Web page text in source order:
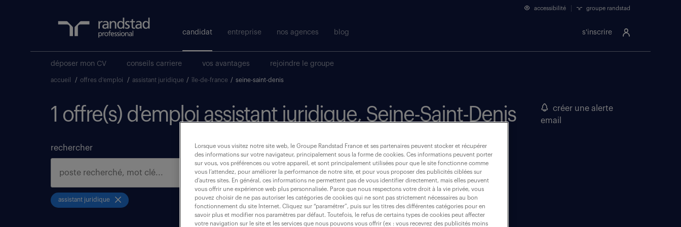
s'inscrire
accessibilité groupe randstad
candidat entreprise nos agences blog
déposer mon CV conseils carriere vos avantages rejoindre le groupe
accueil / offres d'emploi / assistant juridique / île-de-france / seine-saint-denis
1 offre(s) d'emploi assistant juridique, Seine-Saint-Denis
créer une alerte
email
rechercher
assistant juridique
où ?
seine-saint-denis (93)
intérim(1)
Lorsque vous visitez notre site web, le Groupe Randstad France et ses partenaires peuvent stocker et récupérer
des informations sur votre navigateur, principalement sous la forme de cookies. Ces informations peuvent porter
sur vous, vos préférences ou votre appareil, et sont principalement utilisées pour que le site fonctionne comme
vous l’attendez, pour améliorer la performance de notre site, et pour vous proposer des publicités ciblées sur
d’autres sites. En général, ces informations ne permettent pas de vous identifier directement, mais elles peuvent
vous offrir une expérience web plus personnalisée. Parce que nous respectons votre droit à la vie privée, vous
pouvez choisir de ne pas autoriser les catégories de cookies qui ne sont pas strictement nécessaires au bon
fonctionnement du site Internet. Cliquez sur “paramétrer”, puis sur les titres des différentes catégories pour en
savoir plus et modifier nos paramètres par défaut. Toutefois, le refus de certains types de cookies peut affecter
votre navigation sur le site et les services que nous pouvons vous offrir (ex : vous recevrez des publicités moins